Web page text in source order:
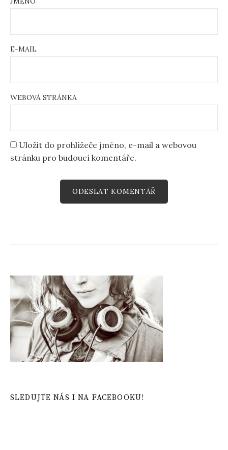
E-MAIL
WEBOVÁ STRÁNKA
Uložit do prohlížeče jméno, e-mail a webovou
stránku pro budoucí komentáře.
SLEDUJTE NÁS I NA FACEBOOKU!